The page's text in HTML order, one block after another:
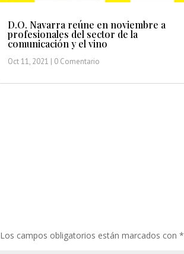
D.O. Navarra reúne en noviembre a
profesionales del sector de la
comunicación y el vino
Oct 11, 2021 | 0 Comentario
Los campos obligatorios están marcados con*